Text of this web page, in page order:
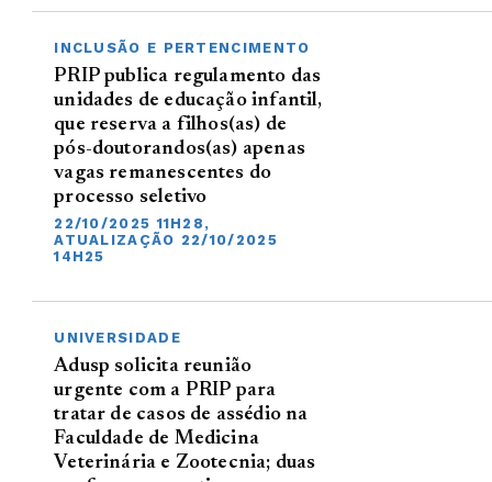
INCLUSÃO E PERTENCIMENTO
PRIP publica regulamento das
unidades de educação infantil,
que reserva a filhos(as) de
pós-doutorandos(as) apenas
vagas remanescentes do
processo seletivo
22/10/2025 11H28,
ATUALIZAÇÃO 22/10/2025
14H25
UNIVERSIDADE
Adusp solicita reunião
urgente com a PRIP para
tratar de casos de assédio na
Faculdade de Medicina
Veterinária e Zootecnia; duas